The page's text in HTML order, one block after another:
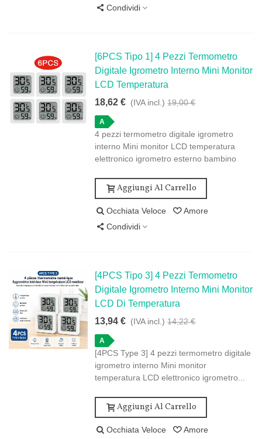
Condividi
[6PCS Tipo 1] 4 Pezzi Termometro
Digitale Igrometro Interno Mini Monitor
LCD Temperatura
18,62 € (IVA incl.) 19,00 €
A
4 pezzi termometro digitale igrometro
interno Mini monitor LCD temperatura
elettronico igrometro esterno bambino
Aggiungi Al Carrello
Occhiata Veloce
Amore
Condividi
[4PCS Tipo 3] 4 Pezzi Termometro
Digitale Igrometro Interno Mini Monitor
LCD Di Temperatura
13,94 € (IVA incl.) 14,22 €
A
[4PCS Type 3] 4 pezzi termometro digitale
igrometro interno Mini monitor
temperatura LCD elettronico igrometro...
Aggiungi Al Carrello
Occhiata Veloce
Amore